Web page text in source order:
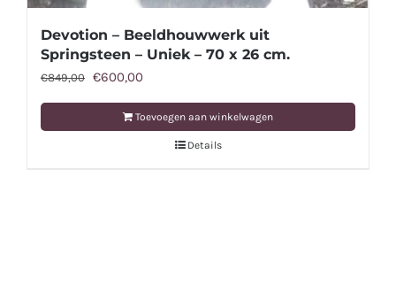
Devotion – Beeldhouwwerk uit
Springsteen – Uniek – 70 x 26 cm.
€849,00 Oorspronkelijke
prijs
€600,00
prijs
is:
€600,00.
Toevoegen aan winkelwagen
Details